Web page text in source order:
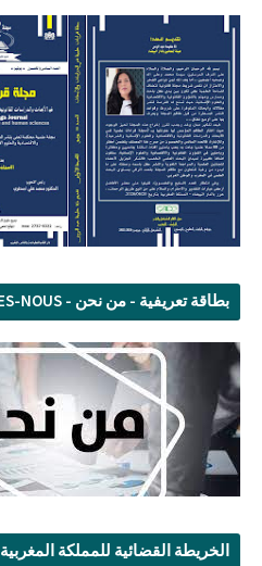
بطاقة تعريفية - من نحن - QUI SOMMES-NOUS
الخريطة القضائية للمملكة المغربية